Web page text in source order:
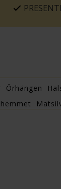
Örhängen